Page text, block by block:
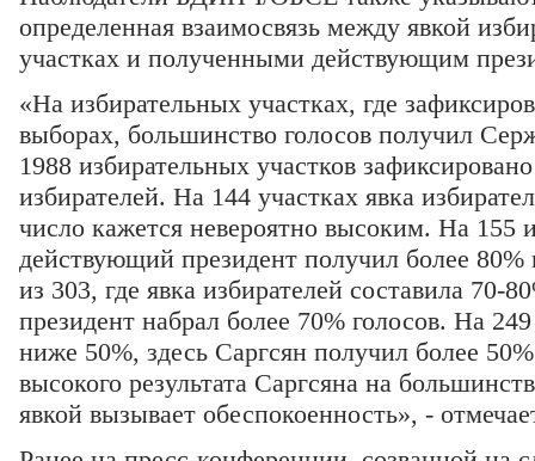
определенная взаимосвязь между явкой
участках и полученными действующим
«На избирательных участках, где
выборах, большинство голосов получил
1988 избирательных участков
избирателей. На 144 участках явка
число кажется невероятно высоким. На 155
действующий президент получил более 80%
из 303, где явка избирателей составила 70-
президент набрал более 70% голосов. На
ниже 50%, здесь Саргсян получил более
высокого результата Саргсяна на
явкой вызывает обеспокоенность», -